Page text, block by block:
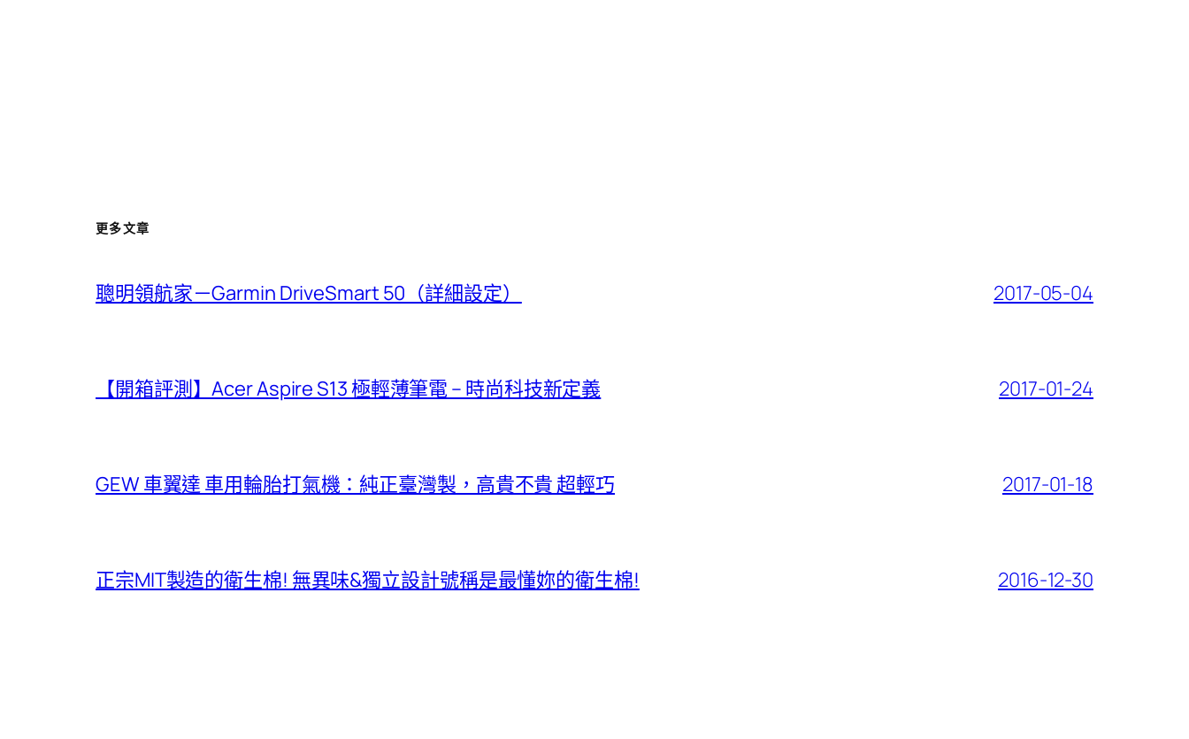
更多文章
聰明領航家－Garmin DriveSmart 50（詳細設定） 2017-05-04
【開箱評測】Acer Aspire S13 極輕薄筆電 – 時尚科技新定義 2017-01-24
GEW 車翼達 車用輪胎打氣機：純正臺灣製，高貴不貴 超輕巧 2017-01-18
正宗MIT製造的衛生棉! 無異味&獨立設計號稱是最懂妳的衛生棉! 2016-12-30